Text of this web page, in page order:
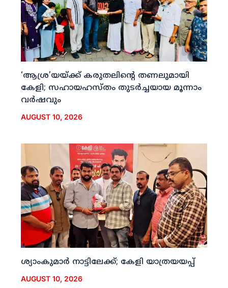
‘ആശ്ര’യയ്ക്ക് കരുതലിന്റെ തണലുമായി
കേളി; സഹായഹസ്തം തുടര്‍ച്ചയായ മൂന്നാം
വര്‍ഷവും
AUGUST 10, 2026
ശ്യാംകുമാര്‍ നാട്ടിലേക്ക്; കേളി യാത്രയയപ്പ്
AUGUST 10, 2026